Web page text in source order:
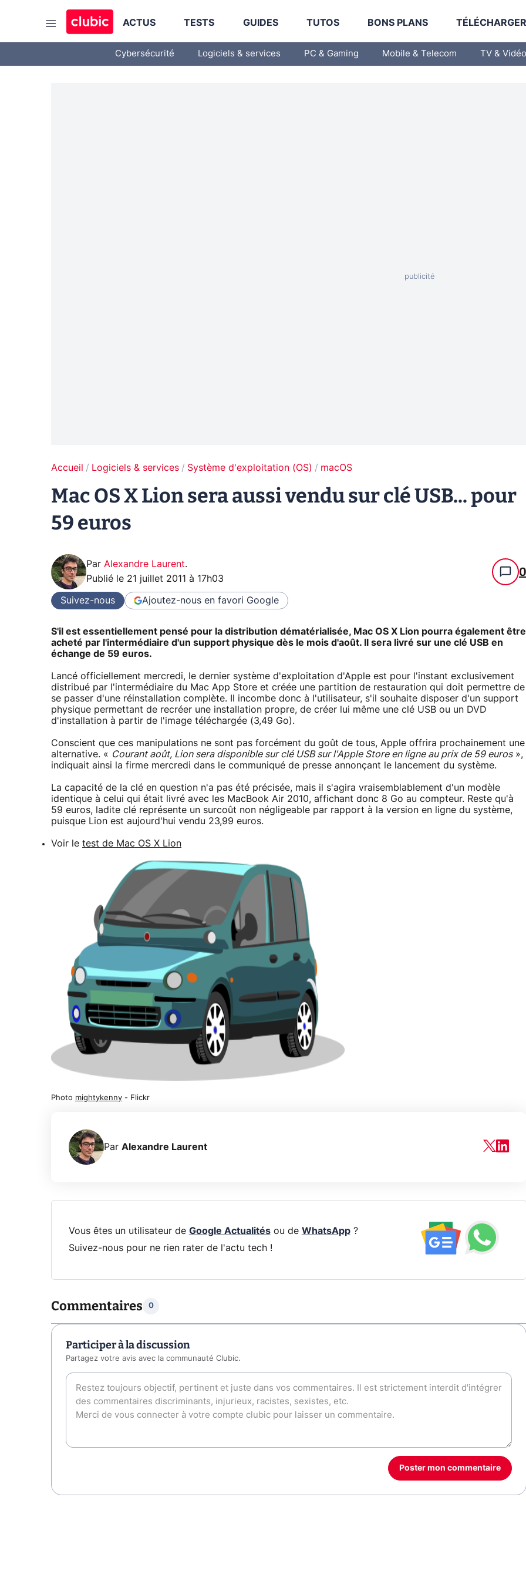
ACTUS TESTS GUIDES TUTOS BONS PLANS
Cybersécurité Logiciels & services PC & Gaming Mobile & Telecom TV & Vidéo
Accueil Logiciels & services Système d'exploitation (OS) macOS
Mac OS X Lion sera aussi vendu sur clé USB... pour
59 euros
Par Alexandre Laurent.
Publié le 21 juillet 2011 à 17h03 0
Suivez-nous Ajoutez-nous en favori Google
S'il est essentiellement pensé pour la distribution dématérialisée, Mac OS X Lion pourra également être
acheté par l'intermédiaire d'un support physique dès le mois d'août. Il sera livré sur une clé USB en
échange de 59 euros.
Lancé officiellement mercredi, le dernier système d'exploitation d'Apple est pour l'instant exclusivement
distribué par l'intermédiaire du Mac App Store et créée une partition de restauration qui doit permettre de
se passer d'une réinstallation complète. Il incombe donc à l'utilisateur, s'il souhaite disposer d'un support
physique permettant de recréer une installation propre, de créer lui même une clé USB ou un DVD
d'installation à partir de l'image téléchargée (3,49 Go).
Conscient que ces manipulations ne sont pas forcément du goût de tous, Apple offrira prochainement une
alternative. « Courant août, Lion sera disponible sur clé USB sur l'Apple Store en ligne au prix de 59 euros»,
indiquait ainsi la firme mercredi dans le communiqué de presse annonçant le lancement du système.
La capacité de la clé en question n'a pas été précisée, mais il s'agira vraisemblablement d'un modèle
identique à celui qui était livré avec les MacBook Air 2010, affichant donc 8 Go au compteur. Reste qu'à
59 euros, ladite clé représente un surcoût non négligeable par rapport à la version en ligne du système,
puisque Lion est aujourd'hui vendu 23,99 euros.
Voir le test de Mac OS X Lion
Photo mightykenny - Flickr
Par Alexandre Laurent
Vous êtes un utilisateur de Google Actualitésou de WhatsApp?
Suivez-nous pour ne rien rater de l'actu tech !
Commentaires 0
Participer à la discussion
Partagez votre avis avec la communauté Clubic.
Poster mon commentaire